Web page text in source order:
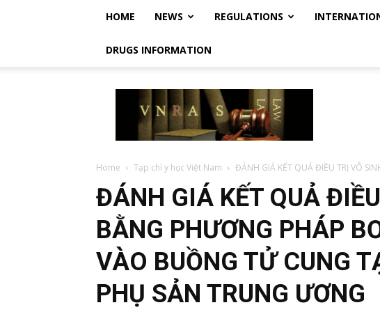
HOME NEWS REGULATIONS
DRUGS INFORMATION
Vietnam
Regulatory
Affairs
Society
Luật
Việt
Nam
Home Tạp chí y học Việt Nam ĐÁNH GIÁ KẾT QUẢ ĐIỀU TRỊ VÔ
ĐÁNH GIÁ KẾT QUẢ
BẰNG PHƯƠNG PHÁP
VÀO BUỒNG TỬ CUNG
PHỤ SẢN TRUNG ƯƠNG